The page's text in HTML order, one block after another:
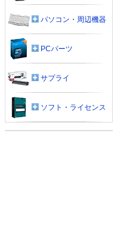
パソコン・周辺機器
PCパーツ
サプライ
ソフト・ライセンス